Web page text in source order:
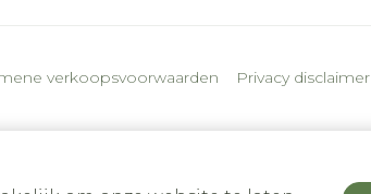
verkoopsvoorwaarden Privacy disclaimer